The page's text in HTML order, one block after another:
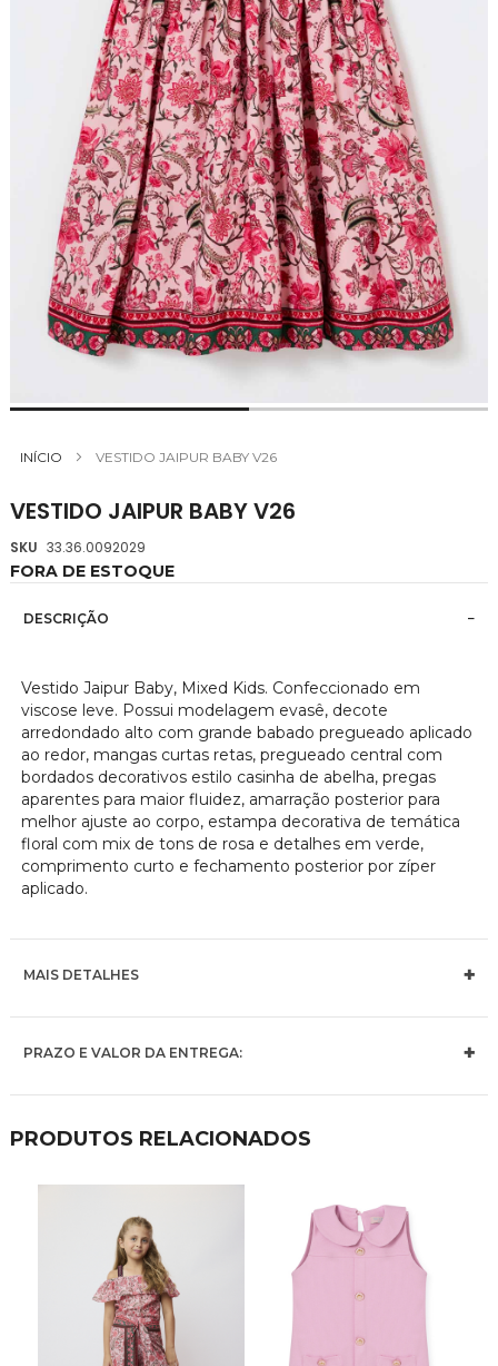
INÍCIO VESTIDO JAIPUR BABY V26
VESTIDO JAIPUR BABY V26
SKU 33.36.0092029
FORA DE ESTOQUE
DESCRIÇÃO
Vestido Jaipur Baby, Mixed Kids. Confeccionado em
viscose leve. Possui modelagem evasê, decote
arredondado alto com grande babado pregueado aplicado
ao redor, mangas curtas retas, pregueado central com
bordados decorativos estilo casinha de abelha, pregas
aparentes para maior fluidez, amarração posterior para
melhor ajuste ao corpo, estampa decorativa de temática
floral com mix de tons de rosa e detalhes em verde,
comprimento curto e fechamento posterior por zíper
aplicado.
MAIS DETALHES
PRAZO E VALOR DA ENTREGA:
para
da
Galeria
de
imagens
PRODUTOS RELACIONADOS